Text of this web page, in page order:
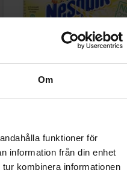
Om
funktioner för
information från din enhet
kombinera informationen
Nesquik Banana 300g
Køb